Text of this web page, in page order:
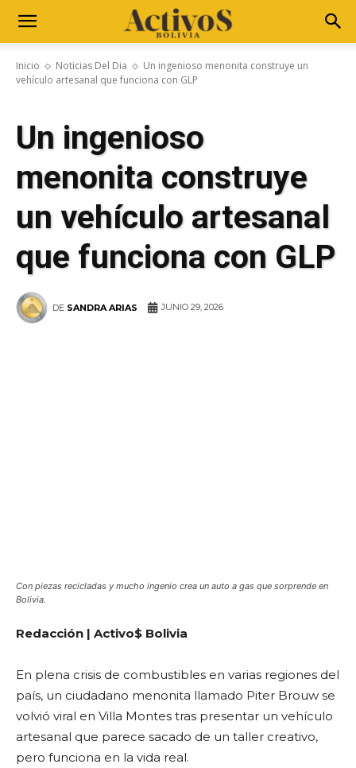
Inicio Noticias Del Dia
Un ingenioso menonita construye un
vehículo artesanal que funciona con GLP
Un ingenioso
menonita construye
un vehículo artesanal
que funciona con GLP
DE SANDRA ARIAS JUNIO 29, 2026
Con piezas recicladas y mucho ingenio crea un auto a gas que sorprende en
Bolivia.
Redacción | Activo$ Bolivia
En plena crisis de combustibles en varias regiones del
país, un ciudadano menonita llamado Piter Brouw se
volvió viral en Villa Montes tras presentar un vehículo
artesanal que parece sacado de un taller creativo,
pero funciona en la vida real.